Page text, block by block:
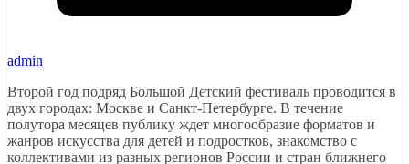
admin
Второй год подряд Большой Детский фестиваль проводится в
двух городах: Москве и Санкт-Петербурге. В течение
полутора месяцев публику ждет многообразие форматов и
жанров искусства для детей и подростков, знакомство с
коллективами из разных регионов России и стран ближнего